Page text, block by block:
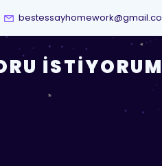
İSTIYORUM